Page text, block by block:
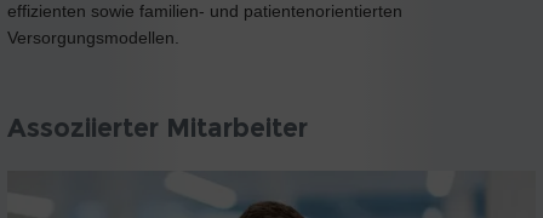
effizienten sowie familien- und patientenorientierten
Versorgungsmodellen.
Assoziierter Mitarbeiter